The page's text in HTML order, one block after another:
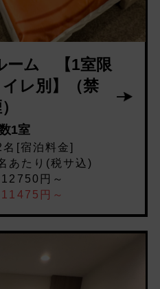
ーム 【1室限
レ別】（禁
1室
[宿泊料金]
あたり(税サ込)
円～
円～